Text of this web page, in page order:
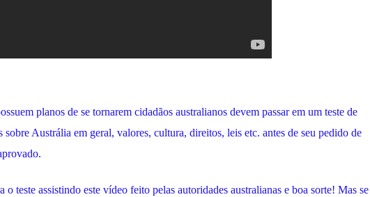
planos de se tornarem cidadãos australianos devem passar em um teste de
sobre Austrália em geral, valores, cultura, direitos, leis etc. antes de seu pedido de
o teste assistindo este vídeo feito pelas autoridades australianas e boa sorte! Mas se